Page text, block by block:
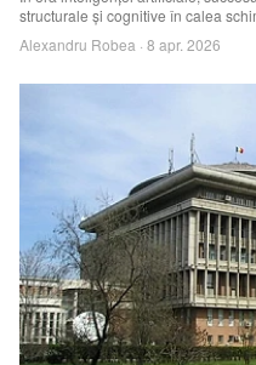
structurale și cognitive în calea
schimbării în istoria tehnologiei.
Alexandru Robea · 8 apr. 2026